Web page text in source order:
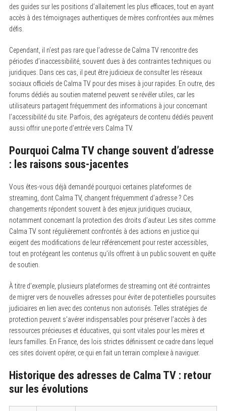
des guides sur les positions d’allaitement les plus efficaces, tout en ayant
accès à des témoignages authentiques de mères confrontées aux mêmes
défis.
Cependant, il n’est pas rare que l’adresse de Calma TV rencontre des
périodes d’inaccessibilité, souvent dues à des contraintes techniques ou
juridiques. Dans ces cas, il peut être judicieux de consulter les réseaux
sociaux officiels de Calma TV pour des mises à jour rapides. En outre, des
forums dédiés au soutien maternel peuvent se révéler utiles, car les
utilisateurs partagent fréquemment des informations à jour concernant
l’accessibilité du site. Parfois, des agrégateurs de contenu dédiés peuvent
aussi offrir une porte d’entrée vers Calma TV.
Pourquoi Calma TV change souvent d’adresse
: les raisons sous-jacentes
Vous êtes-vous déjà demandé pourquoi certaines plateformes de
streaming, dont Calma TV, changent fréquemment d’adresse ? Ces
changements répondent souvent à des enjeux juridiques cruciaux,
notamment concernant la protection des droits d’auteur. Les sites comme
Calma TV sont régulièrement confrontés à des actions en justice qui
exigent des modifications de leur référencement pour rester accessibles,
tout en protégeant les contenus qu’ils offrent à un public souvent en quête
de soutien.
À titre d’exemple, plusieurs plateformes de streaming ont été contraintes
de migrer vers de nouvelles adresses pour éviter de potentielles poursuites
judiciaires en lien avec des contenus non autorisés. Telles stratégies de
protection peuvent s’avérer indispensables pour préserver l’accès à des
ressources précieuses et éducatives, qui sont vitales pour les mères et
leurs familles. En France, des lois strictes définissent ce cadre dans lequel
ces sites doivent opérer, ce qui en fait un terrain complexe à naviguer.
Historique des adresses de Calma TV : retour
sur les évolutions